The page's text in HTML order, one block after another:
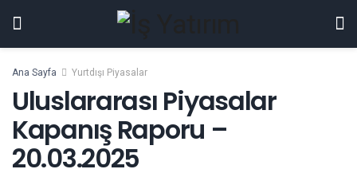
Ana Sayfa Yurtdışı Piyasalar
Uluslararası Piyasalar
Kapanış Raporu –
20.03.2025